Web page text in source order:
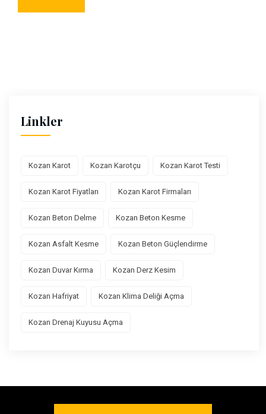
Linkler
Kozan Karot Kozan Karotçu Kozan Karot Testi
Kozan Karot Fiyatları Kozan Karot Firmaları
Kozan Beton Delme Kozan Beton Kesme
Kozan Asfalt Kesme Kozan Beton Güçlendirme
Kozan Duvar Kırma Kozan Derz Kesim
Kozan Hafriyat Kozan Klima Deliği Açma
Kozan Drenaj Kuyusu Açma